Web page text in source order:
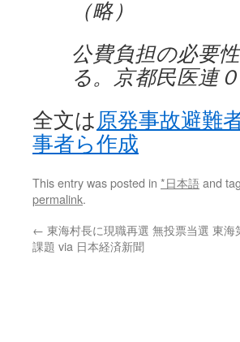
（略）
公費負担の必要
る。京都民医連
全文は原発事故避難
事者ら作成
This entry was posted in *日本語and
permalink.
← 東海村長に現職再選 無投票当選 東海
課題 via 日本経済新聞